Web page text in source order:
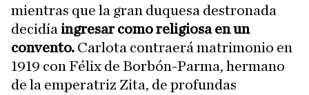
mientras que la gran duquesa destronada
decidía ingresar como religiosa en un
convento. Carlota contraerá matrimonio en
1919 con Félix de Borbón-Parma, hermano
de la emperatriz Zita, de profundas